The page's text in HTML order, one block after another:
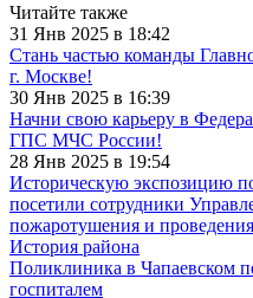
Читайте также
31 Янв 2025 в 18:42
Стань частью команды
г. Москве!
30 Янв 2025 в 16:39
Начни свою карьеру в
ГПС МЧС России!
28 Янв 2025 в 19:54
Историческую экспозицию
посетили сотрудники
пожаротушения и
История района
Поликлиника в Чапаевском
госпиталем